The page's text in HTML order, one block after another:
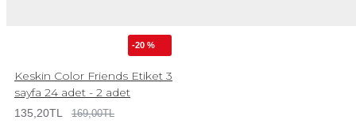
-20 %
Keskin Color Friends Etiket 3
sayfa 24 adet - 2 adet
135,20TL 169,00TL